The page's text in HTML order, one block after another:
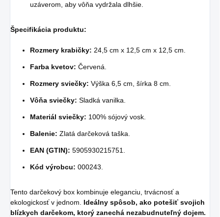
uzáverom, aby vôňa vydržala dlhšie.
Špecifikácia produktu:
Rozmery krabičky: 24,5 cm x 12,5 cm x 12,5 cm.
Farba kvetov: Červená.
Rozmery sviečky: Výška 6,5 cm, šírka 8 cm.
Vôňa sviečky: Sladká vanilka.
Materiál sviečky: 100% sójový vosk.
Balenie: Zlatá darčeková taška.
EAN (GTIN): 5905930215751.
Kód výrobcu: 000243.
Tento darčekový box kombinuje eleganciu, trvácnosť a
ekologickosť v jednom. Ideálny spôsob, ako potešiť svojich
blízkych darčekom, ktorý zanechá nezabudnuteľný dojem.